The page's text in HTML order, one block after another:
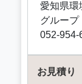
愛知県環
グループ
052-954-
お見積り